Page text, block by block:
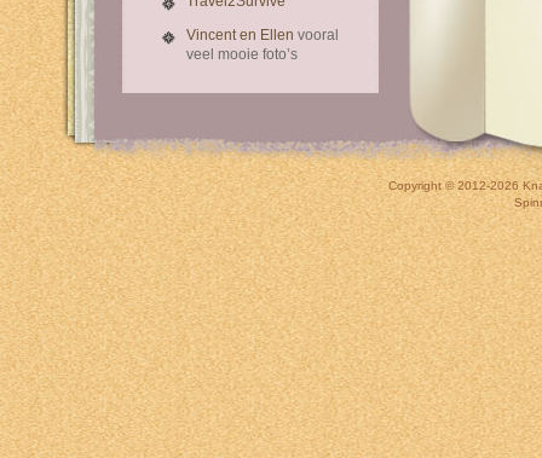
Vincent en Ellen vooral
veel mooie foto’s
Copyright © 2012-2026